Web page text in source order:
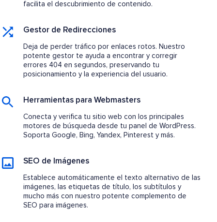
facilita el descubrimiento de contenido.
Gestor de Redirecciones
Deja de perder tráfico por enlaces rotos. Nuestro
potente gestor te ayuda a encontrar y corregir
errores 404 en segundos, preservando tu
posicionamiento y la experiencia del usuario.
Herramientas para Webmasters
Conecta y verifica tu sitio web con los principales
motores de búsqueda desde tu panel de WordPress.
Soporta Google, Bing, Yandex, Pinterest y más.
SEO de Imágenes
Establece automáticamente el texto alternativo de las
imágenes, las etiquetas de título, los subtítulos y
mucho más con nuestro potente complemento de
SEO para imágenes.